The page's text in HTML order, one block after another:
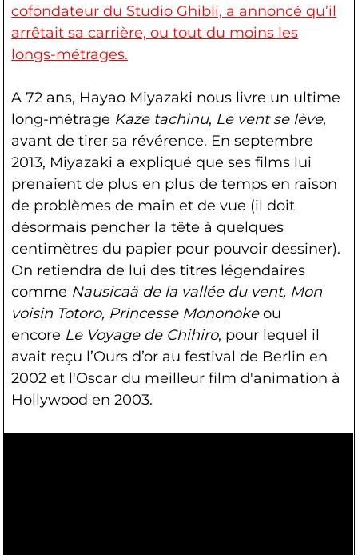
cofondateur du Studio Ghibli, a annoncé qu’il
arrêtait sa carrière, ou tout du moins les
longs-métrages.
A 72 ans, Hayao Miyazaki nous livre un ultime
long-métrage Kaze tachinu, Le vent se lève,
avant de tirer sa révérence. En septembre
2013, Miyazaki a expliqué que ses films lui
prenaient de plus en plus de temps en raison
de problèmes de main et de vue (il doit
désormais pencher la tête à quelques
centimètres du papier pour pouvoir dessiner).
On retiendra de lui des titres légendaires
comme Nausicaä de la vallée du vent, Mon
voisin Totoro, Princesse Mononokeou
encore Le Voyage de Chihiro, pour lequel il
avait reçu l’Ours d’or au festival de Berlin en
2002 et l'Oscar du meilleur film d'animation à
Hollywood en 2003.